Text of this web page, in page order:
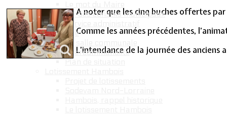
CR des conseils municipaux
Service administratif
Le Village
La salle communale
Intercommunalité
Plan de situation
A noter que les cinq buches offertes
Comme les années précédentes,
L’intendance de la journée des